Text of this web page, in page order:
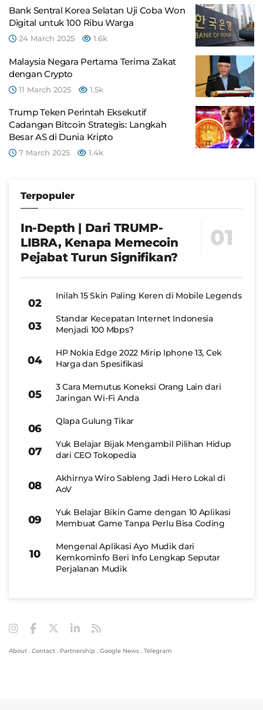
Bank Sentral Korea Selatan Uji Coba Won
Digital untuk 100 Ribu Warga
24 March 2025 1.6k
Malaysia Negara Pertama Terima Zakat
dengan Crypto
11 March 2025 1.5k
Trump Teken Perintah Eksekutif
Cadangan Bitcoin Strategis: Langkah
Besar AS di Dunia Kripto
7 March 2025 1.4k
Terpopuler
In-Depth | Dari TRUMP-
LIBRA, Kenapa Memecoin
Pejabat Turun Signifikan?
Inilah 15 Skin Paling Keren di Mobile Legends
Standar Kecepatan Internet Indonesia
Menjadi 100 Mbps?
HP Nokia Edge 2022 Mirip Iphone 13, Cek
Harga dan Spesifikasi
3 Cara Memutus Koneksi Orang Lain dari
Jaringan Wi-Fi Anda
Qlapa Gulung Tikar
Yuk Belajar Bijak Mengambil Pilihan Hidup
dari CEO Tokopedia
Akhirnya Wiro Sableng Jadi Hero Lokal di
AoV
Yuk Belajar Bikin Game dengan 10 Aplikasi
Membuat Game Tanpa Perlu Bisa Coding
Mengenal Aplikasi Ayo Mudik dari
Kemkominfo Beri Info Lengkap Seputar
Perjalanan Mudik
About . Contact . Partnership . Google News . Telegram